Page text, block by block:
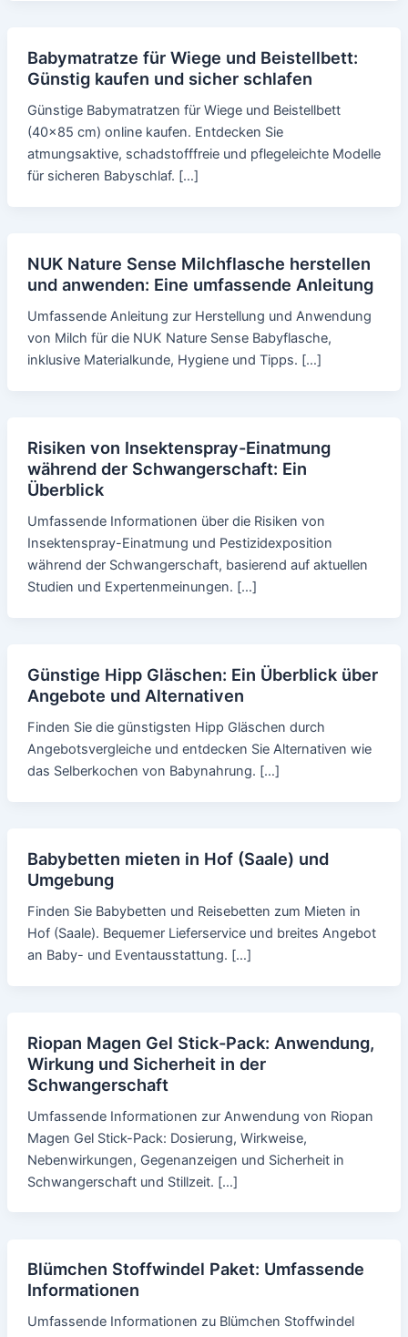
Babymatratze für Wiege und Beistellbett:
Günstig kaufen und sicher schlafen
Günstige Babymatratzen für Wiege und Beistellbett
(40x85 cm) online kaufen. Entdecken Sie
atmungsaktive, schadstofffreie und pflegeleichte Modelle
für sicheren Babyschlaf. […]
NUK Nature Sense Milchflasche herstellen
und anwenden: Eine umfassende Anleitung
Umfassende Anleitung zur Herstellung und Anwendung
von Milch für die NUK Nature Sense Babyflasche,
inklusive Materialkunde, Hygiene und Tipps. […]
Risiken von Insektenspray-Einatmung
während der Schwangerschaft: Ein
Überblick
Umfassende Informationen über die Risiken von
Insektenspray-Einatmung und Pestizidexposition
während der Schwangerschaft, basierend auf aktuellen
Studien und Expertenmeinungen. […]
Günstige Hipp Gläschen: Ein Überblick über
Angebote und Alternativen
Finden Sie die günstigsten Hipp Gläschen durch
Angebotsvergleiche und entdecken Sie Alternativen wie
das Selberkochen von Babynahrung. […]
Babybetten mieten in Hof (Saale) und
Umgebung
Finden Sie Babybetten und Reisebetten zum Mieten in
Hof (Saale). Bequemer Lieferservice und breites Angebot
an Baby- und Eventausstattung. […]
Riopan Magen Gel Stick-Pack: Anwendung,
Wirkung und Sicherheit in der
Schwangerschaft
Umfassende Informationen zur Anwendung von Riopan
Magen Gel Stick-Pack: Dosierung, Wirkweise,
Nebenwirkungen, Gegenanzeigen und Sicherheit in
Schwangerschaft und Stillzeit. […]
Blümchen Stoffwindel Paket: Umfassende
Informationen
Umfassende Informationen zu Blümchen Stoffwindel